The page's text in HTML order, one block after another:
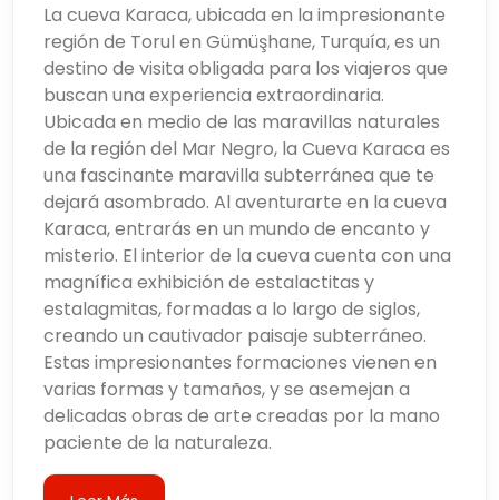
La cueva Karaca, ubicada en la impresionante
región de Torul en Gümüşhane, Turquía, es un
destino de visita obligada para los viajeros que
buscan una experiencia extraordinaria.
Ubicada en medio de las maravillas naturales
de la región del Mar Negro, la Cueva Karaca es
una fascinante maravilla subterránea que te
dejará asombrado. Al aventurarte en la cueva
Karaca, entrarás en un mundo de encanto y
misterio. El interior de la cueva cuenta con una
magnífica exhibición de estalactitas y
estalagmitas, formadas a lo largo de siglos,
creando un cautivador paisaje subterráneo.
Estas impresionantes formaciones vienen en
varias formas y tamaños, y se asemejan a
delicadas obras de arte creadas por la mano
paciente de la naturaleza.